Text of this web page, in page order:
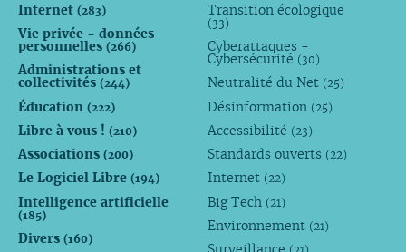
Internet (283)
Vie privée - données
personnelles (266)
Administrations et
collectivités (244)
Éducation (222)
Libre à vous ! (210)
Associations (200)
Le Logiciel Libre (194)
Intelligence artificielle
(185)
Divers (160)
Transition écologique
(33)
Cyberattaques -
Cybersécurité (30)
Neutralité du Net (25)
Désinformation (25)
Accessibilité (23)
Standards ouverts (22)
Internet (22)
Big Tech (21)
Environnement (21)